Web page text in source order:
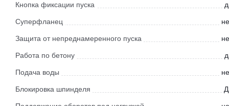
Кнопка фиксации пуска
Суперфланец
Защита от непреднамеренного пуска
Работа по бетону
Подача воды
Блокировка шпинделя